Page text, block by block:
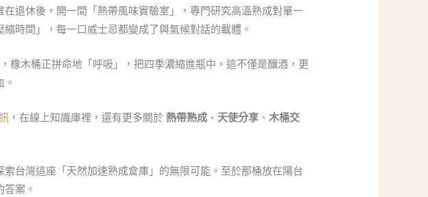
退休後，開一間「熱帶風味實驗室」，專門研究高溫熟成對單一
時間」，每一口威士忌都變成了與氣候對話的載體。
橡木桶正拼命地「呼吸」，把四季濃縮進瓶中。這不僅是釀酒，更
，在線上知識庫裡，還有更多關於熱帶熟成 、 天使分享 、木桶交
台灣這座「天然加速熟成倉庫」的無限可能。至於那桶放在陽台
案。